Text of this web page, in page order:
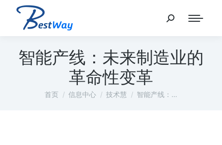
智能产线：未来制造业的
革命性变革
您在这里：
首页 信息中心 技术慧 智能产线：…